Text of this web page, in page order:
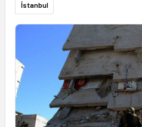
İstanbul